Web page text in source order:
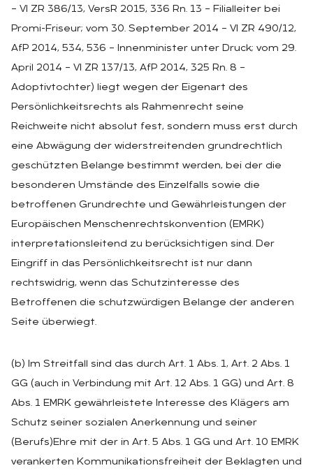
– VI ZR 386/13, VersR 2015, 336 Rn. 13 – Filialleiter bei
Promi-Friseur; vom 30. September 2014 – VI ZR 490/12,
AfP 2014, 534, 536 – Innenminister unter Druck; vom 29.
April 2014 – VI ZR 137/13, AfP 2014, 325 Rn. 8 –
Adoptivtochter) liegt wegen der Eigenart des
Persönlichkeitsrechts als Rahmenrecht seine
Reichweite nicht absolut fest, sondern muss erst durch
eine Abwägung der widerstreitenden grundrechtlich
geschützten Belange bestimmt werden, bei der die
besonderen Umstände des Einzelfalls sowie die
betroffenen Grundrechte und Gewährleistungen der
Europäischen Menschenrechtskonvention (EMRK)
interpretationsleitend zu berücksichtigen sind. Der
Eingriff in das Persönlichkeitsrecht ist nur dann
rechtswidrig, wenn das Schutzinteresse des
Betroffenen die schutzwürdigen Belange der anderen
Seite überwiegt.
(b) Im Streitfall sind das durch Art. 1 Abs. 1, Art. 2 Abs. 1
GG (auch in Verbindung mit Art. 12 Abs. 1 GG) und Art. 8
Abs. 1 EMRK gewährleistete Interesse des Klägers am
Schutz seiner sozialen Anerkennung und seiner
(Berufs)Ehre mit der in Art. 5 Abs. 1 GG und Art. 10 EMRK
verankerten Kommunikationsfreiheit der Beklagten und